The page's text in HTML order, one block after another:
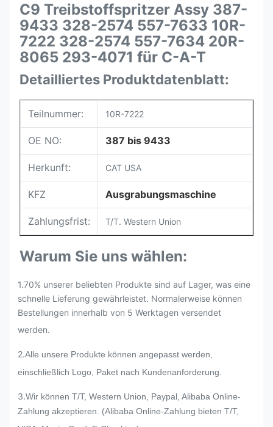
C9 Treibstoffspritzer Assy 387-
9433 328-2574 557-7633 10R-
7222 328-2574 557-7634 20R-
8065 293-4071 für C-A-T
Detailliertes Produktdatenblatt:
Teilnummer: 10R-7222
OE NO: 387 bis 9433
Herkunft: CAT USA
KFZ Ausgrabungsmaschine
Zahlungsfrist: T/T. Western Union
Warum Sie uns wählen:
1.70% unserer beliebten Produkte sind auf Lager, was eine
schnelle Lieferung gewährleistet. Normalerweise können
Bestellungen innerhalb von 5 Werktagen versendet
werden.
2.Alle unsere Produkte können angepasst werden,
einschließlich Logo, Paket nach Kundenanforderung.
3.Wir können T/T, Western Union, Paypal, Alibaba Online-
Zahlung akzeptieren. (Alibaba Online-Zahlung bieten T/T,